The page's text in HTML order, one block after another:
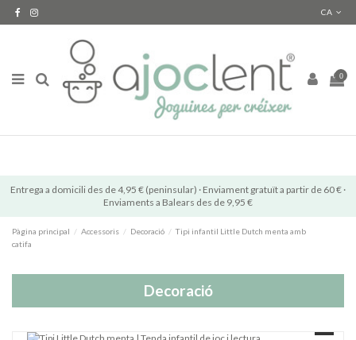
CA
0
Entrega a domicili des de 4,95 € (peninsular) · Enviament gratuït a partir de 60 € ·
Enviaments a Balears des de 9,95 €
Pàgina principal Accessoris Decoració
Tipi infantil Little Dutch menta amb
catifa
Decoració